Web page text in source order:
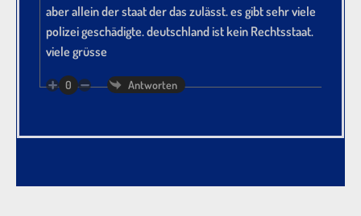
aber allein der staat der das zulässt. es gibt sehr viele
polizei geschädigte. deutschland ist kein Rechtsstaat.
viele grüsse
0 Antworten